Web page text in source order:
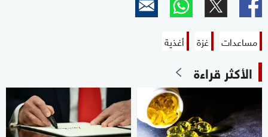
مساعدات غزة أغذية
الأكثر قراءة